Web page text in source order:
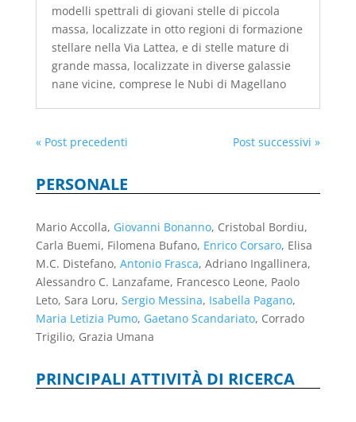
modelli spettrali di giovani stelle di piccola
massa, localizzate in otto regioni di formazione
stellare nella Via Lattea, e di stelle mature di
grande massa, localizzate in diverse galassie
nane vicine, comprese le Nubi di Magellano
« Post precedenti Post successivi »
PERSONALE
Mario Accolla, Giovanni Bonanno, Cristobal Bordiu,
Carla Buemi, Filomena Bufano, Enrico Corsaro, Elisa
M.C. Distefano, Antonio Frasca, Adriano Ingallinera,
Alessandro C. Lanzafame, Francesco Leone, Paolo
Leto, Sara Loru, Sergio Messina, Isabella Pagano,
Maria Letizia Pumo, Gaetano Scandariato, Corrado
Trigilio, Grazia Umana
PRINCIPALI ATTIVITÀ DI RICERCA